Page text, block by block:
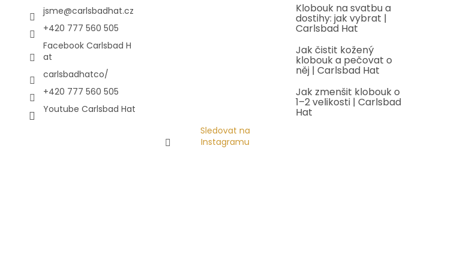
jsme@carlsbadhat.cz
+420 777 560 505
Facebook Carlsbad H
at
carlsbadhatco/
+420 777 560 505
Youtube Carlsbad Hat
Sledovat na
Instagramu
Klobouk na svatbu a
dostihy: jak vybrat |
Carlsbad Hat
Jak čistit kožený
klobouk a pečovat o
něj | Carlsbad Hat
Jak zmenšit klobouk o
1–2 velikosti | Carlsbad
Hat